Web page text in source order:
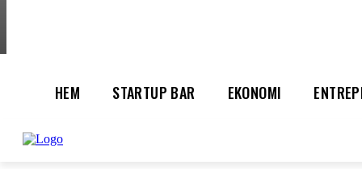
HEM STARTUP BAR EKONOMI
UTVALT: